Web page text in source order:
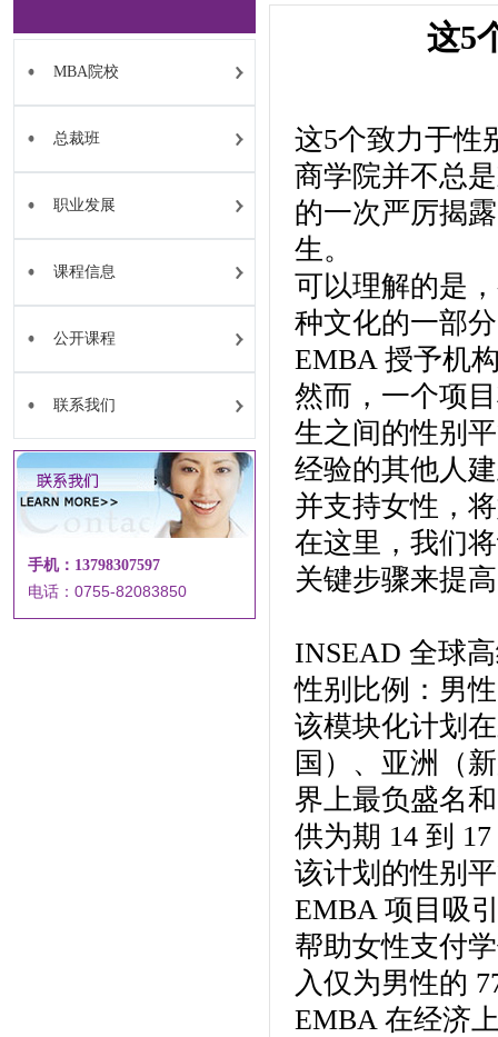
MBA院校
总裁班
职业发展
课程信息
公开课程
联系我们
手机：13798307597
电话：0755-82083850
这5
这5个致力于性
商学院并不总
的一次严厉揭
生。
可以理解的是
种文化的一部
EMBA 授予机
然而，一个项
生之间的性别
经验的其他人
并支持女性，
在这里，我们
关键步骤来提
INSEAD 全球
性别比例：男
该模块化计划
国）、亚洲（
界上最负盛名
供为期 14 到
该计划的性别
EMBA 项目吸
帮助女性支付
入仅为男性的
EMBA 在经济